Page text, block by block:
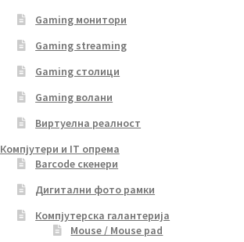
Gaming монитори
Gaming streaming
Gaming столици
Gaming волани
Виртуелна реалност
Компјутери и IT опрема
Barcode скенери
Дигитални фото рамки
Компјутерска галантерија
Mouse / Mouse pad